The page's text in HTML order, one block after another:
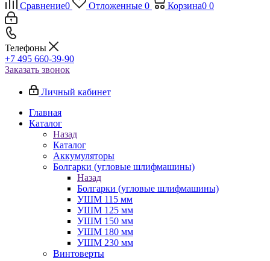
Сравнение0 Отложенные 0 Корзина0 0
Телефоны
+7 495 660-39-90
Заказать звонок
Личный кабинет
Главная
Каталог
Назад
Каталог
Аккумуляторы
Болгарки (угловые шлифмашины)
Назад
Болгарки (угловые шлифмашины)
УШМ 115 мм
УШМ 125 мм
УШМ 150 мм
УШМ 180 мм
УШМ 230 мм
Винтоверты